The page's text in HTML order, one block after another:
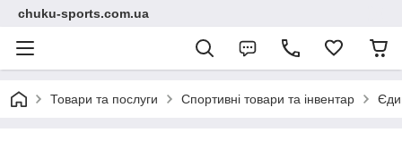
chuku-sports.com.ua
Товари та послуги Спортивні товари та інвентар